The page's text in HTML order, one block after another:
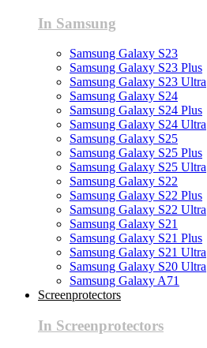
In Samsung
Samsung Galaxy S23
Samsung Galaxy S23 Plus
Samsung Galaxy S23 Ultra
Samsung Galaxy S24
Samsung Galaxy S24 Plus
Samsung Galaxy S24 Ultra
Samsung Galaxy S25
Samsung Galaxy S25 Plus
Samsung Galaxy S25 Ultra
Samsung Galaxy S22
Samsung Galaxy S22 Plus
Samsung Galaxy S22 Ultra
Samsung Galaxy S21
Samsung Galaxy S21 Plus
Samsung Galaxy S21 Ultra
Samsung Galaxy S20 Ultra
Samsung Galaxy A71
Screenprotectors
In Screenprotectors